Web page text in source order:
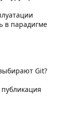
в парадигме
Git?